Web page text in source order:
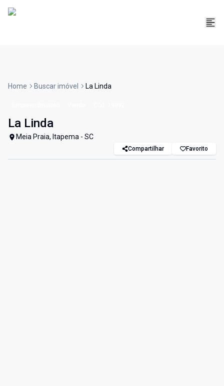
Home Buscar imóvel La Linda
La Linda
Meia Praia, Itapema - SC
Compartilhar Favorito